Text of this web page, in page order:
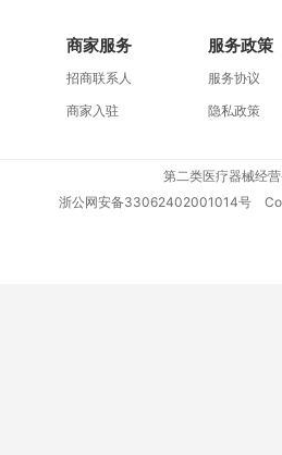
商家服务
招商联系人
商家入驻
服务政策
服务协议
隐私政策
第二类医疗器械经
浙公网安备33062402001014号